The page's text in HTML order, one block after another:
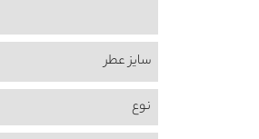
سایز عطر
نوع